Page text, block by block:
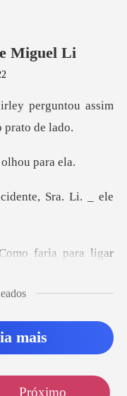
0
Miguel Li
ey perguntou assim
para ligar
mais
Próximo